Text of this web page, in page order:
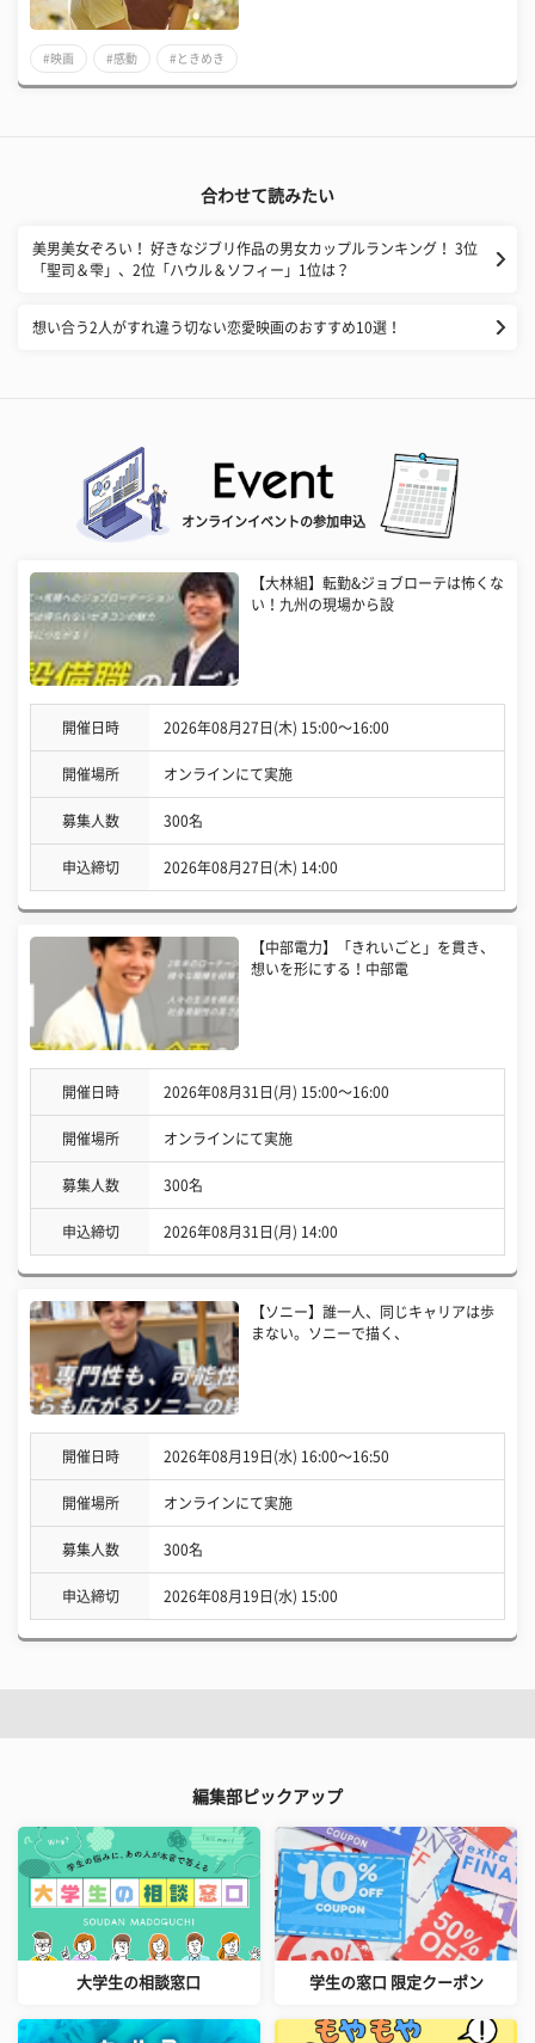
#映画 #感動 #ときめき
合わせて読みたい
美男美女ぞろい！ 好きなジブリ作品の男女カップルランキング！ 3位
「聖司＆雫」、2位「ハウル＆ソフィー」1位は？
想い合う2人がすれ違う切ない恋愛映画のおすすめ10選！
オンラインイベントの参加申込
【大林組】転勤&ジョブローテは怖くな
い！九州の現場から設
開催日時 2026年08月27日(木) 15:00〜16:00
開催場所 オンラインにて実施
募集人数 300名
申込締切 2026年08月27日(木) 14:00
【中部電力】「きれいごと」を貫き、
想いを形にする！中部電
開催日時 2026年08月31日(月) 15:00〜16:00
開催場所 オンラインにて実施
募集人数 300名
申込締切 2026年08月31日(月) 14:00
【ソニー】誰一人、同じキャリアは歩
まない。ソニーで描く、
開催日時 2026年08月19日(水) 16:00〜16:50
開催場所 オンラインにて実施
募集人数 300名
申込締切 2026年08月19日(水) 15:00
編集部ピックアップ
大学生の相談窓口 学生の窓口 限定クーポン